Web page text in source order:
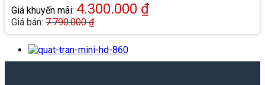
Giá khuyến mãi: 4.300.000 ₫
Giá bán: 7.790.000₫